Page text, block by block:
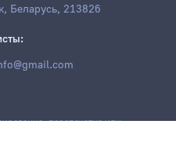
Беларусь, 213826
перепечатка или